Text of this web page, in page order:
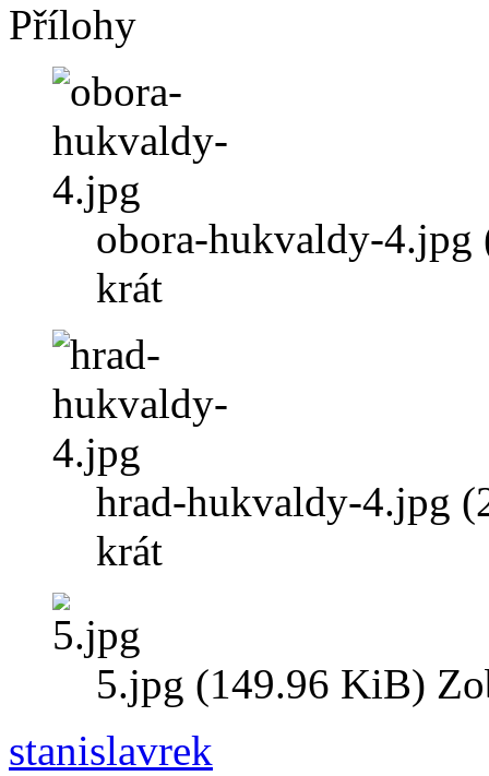
Přílohy
obora-hukvaldy-4.jpg
krát
hrad-hukvaldy-4.jpg
krát
5.jpg (149.96 KiB)
stanislavrek